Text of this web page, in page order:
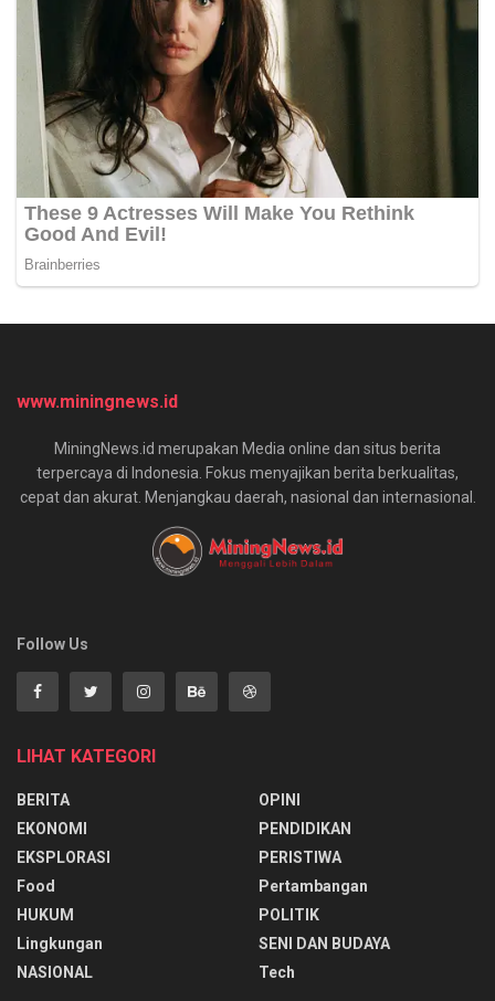
www.miningnews.id
MiningNews.id merupakan Media online dan situs berita
terpercaya di Indonesia. Fokus menyajikan berita berkualitas,
cepat dan akurat. Menjangkau daerah, nasional dan internasional.
Follow Us
LIHAT KATEGORI
BERITA
EKONOMI
EKSPLORASI
Food
HUKUM
Lingkungan
NASIONAL
OPINI
PENDIDIKAN
PERISTIWA
Pertambangan
POLITIK
SENI DAN BUDAYA
Tech